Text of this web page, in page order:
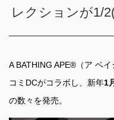
レクションが1/
A BATHING APE®（ア ベ
コミDCがコラボし、新年1
の数々を発売。